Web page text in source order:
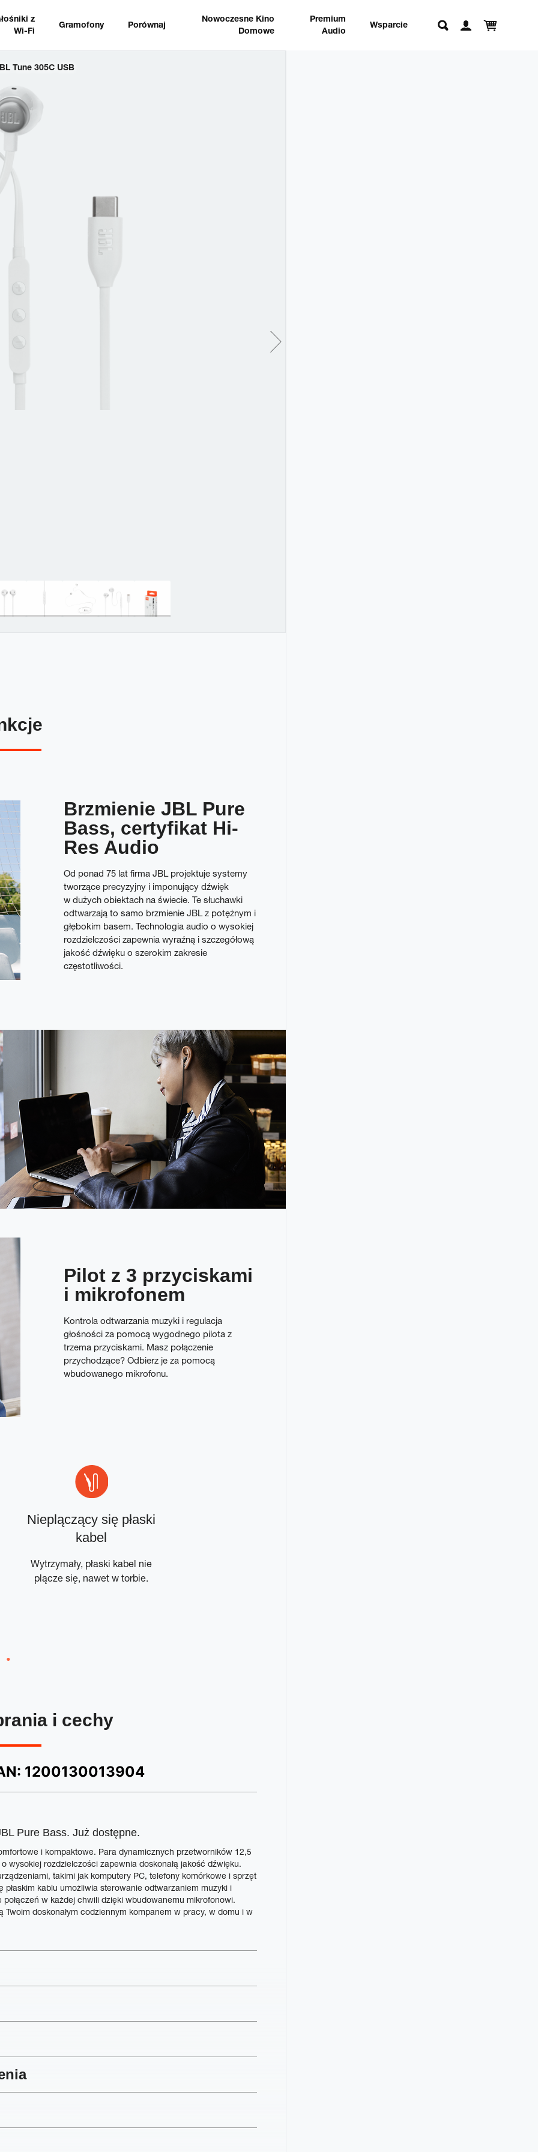
z
Wi-Fi
Gramofony Porównaj
Nowoczesne Kino
Domowe
Premium
Audio
Wsparcie
Tune 305C USB
Brzmienie JBL Pure
Bass, certyfikat Hi-
Res Audio
Od ponad 75 lat firma JBL projektuje systemy
tworzące precyzyjny i imponujący dźwięk
w dużych obiektach na świecie. Te słuchawki
odtwarzają to samo brzmienie JBL z potężnym i
głębokim basem. Technologia audio o wysokiej
rozdzielczości zapewnia wyraźną i szczegółową
jakość dźwięku o szerokim zakresie
częstotliwości.
Pilot z 3 przyciskami
i mikrofonem
Kontrola odtwarzania muzyki i regulacja
głośności za pomocą wygodnego pilota z
trzema przyciskami. Masz połączenie
przychodzące? Odbierz je za pomocą
wbudowanego mikrofonu.
Nieplączący się płaski
kabel
Wytrzymały, płaski kabel nie
plącze się, nawet w torbie.
i cechy
1200130013904
Pure Bass. Już dostępne.
i kompaktowe. Para dynamicznych przetworników 12,5
wysokiej rozdzielczości zapewnia doskonałą jakość dźwięku.
takimi jak komputery PC, telefony komórkowe i sprzęt
kablu umożliwia sterowanie odtwarzaniem muzyki i
w każdej chwili dzięki wbudowanemu mikrofonowi.
doskonałym codziennym kompanem w pracy, w domu i w